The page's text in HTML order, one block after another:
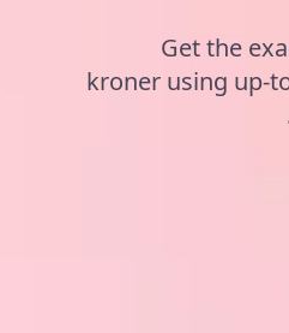
Get the
kroner using up-